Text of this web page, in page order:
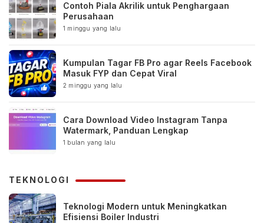
Contoh Piala Akrilik untuk Penghargaan
Perusahaan
1 minggu yang lalu
Kumpulan Tagar FB Pro agar Reels Facebook
Masuk FYP dan Cepat Viral
2 minggu yang lalu
Cara Download Video Instagram Tanpa
Watermark, Panduan Lengkap
1 bulan yang lalu
TEKNOLOGI
Teknologi Modern untuk Meningkatkan
Efisiensi Boiler Industri